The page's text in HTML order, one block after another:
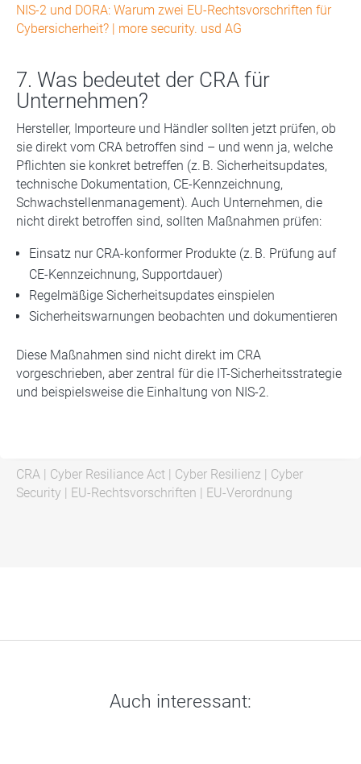
NIS-2 und DORA: Warum zwei EU-Rechtsvorschriften für
Cybersicherheit? | more security. usd AG
7. Was bedeutet der CRA für
Unternehmen?
Hersteller, Importeure und Händler sollten jetzt prüfen, ob
sie direkt vom CRA betroffen sind – und wenn ja, welche
Pflichten sie konkret betreffen (z. B. Sicherheitsupdates,
technische Dokumentation, CE-Kennzeichnung,
Schwachstellenmanagement). Auch Unternehmen, die
nicht direkt betroffen sind, sollten Maßnahmen prüfen:
Einsatz nur CRA-konformer Produkte (z. B. Prüfung auf
CE-Kennzeichnung, Supportdauer)
Regelmäßige Sicherheitsupdates einspielen
Sicherheitswarnungen beobachten und dokumentieren
Diese Maßnahmen sind nicht direkt im CRA
vorgeschrieben, aber zentral für die IT-Sicherheitsstrategie
und beispielsweise die Einhaltung von NIS-2.
CRA | Cyber Resiliance Act | Cyber Resilienz | Cyber
Security | EU-Rechtsvorschriften | EU-Verordnung
Auch interessant: